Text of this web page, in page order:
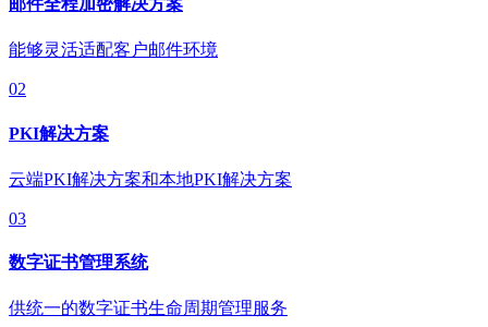
邮件全程加密解决方案
能够灵活适配客户邮件环境
02
PKI解决方案
云端PKI解决方案和本地PKI解决方案
03
数字证书管理系统
供统一的数字证书生命周期管理服务